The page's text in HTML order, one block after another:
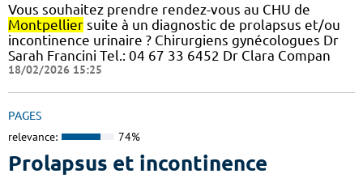
Vous souhaitez prendre rendez-vous au CHU de
Montpellier suite à un diagnostic de prolapsus et/ou
incontinence urinaire ? Chirurgiens gynécologues Dr
Sarah Francini Tel.: 04 67 33 6452 Dr Clara Compan
18/02/2026 15:25
PAGES
relevance: 74%
Prolapsus et incontinence